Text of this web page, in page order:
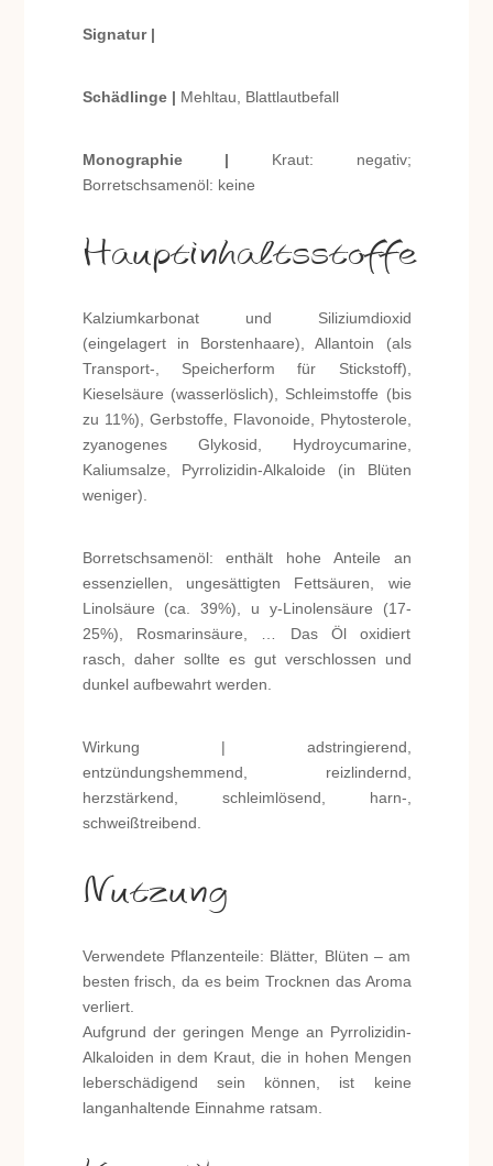
Signatur |
Schädlinge | Mehltau, Blattlautbefall
Monographie | Kraut: negativ;
Borretschsamenöl: keine
Hauptinhaltsstoffe
Kalziumkarbonat und Siliziumdioxid
(eingelagert in Borstenhaare), Allantoin (als
Transport-, Speicherform für Stickstoff),
Kieselsäure (wasserlöslich), Schleimstoffe (bis
zu 11%), Gerbstoffe, Flavonoide, Phytosterole,
zyanogenes Glykosid, Hydroycumarine,
Kaliumsalze, Pyrrolizidin-Alkaloide (in Blüten
weniger).
Borretschsamenöl: enthält hohe Anteile an
essenziellen, ungesättigten Fettsäuren, wie
Linolsäure (ca. 39%), u y-Linolensäure (17-
25%), Rosmarinsäure, … Das Öl oxidiert
rasch, daher sollte es gut verschlossen und
dunkel aufbewahrt werden.
Wirkung | adstringierend,
entzündungshemmend, reizlindernd,
herzstärkend, schleimlösend, harn-,
schweißtreibend.
Nutzung
Verwendete Pflanzenteile: Blätter, Blüten – am
besten frisch, da es beim Trocknen das Aroma
verliert.
Aufgrund der geringen Menge an Pyrrolizidin-
Alkaloiden in dem Kraut, die in hohen Mengen
leberschädigend sein können, ist keine
langanhaltende Einnahme ratsam.